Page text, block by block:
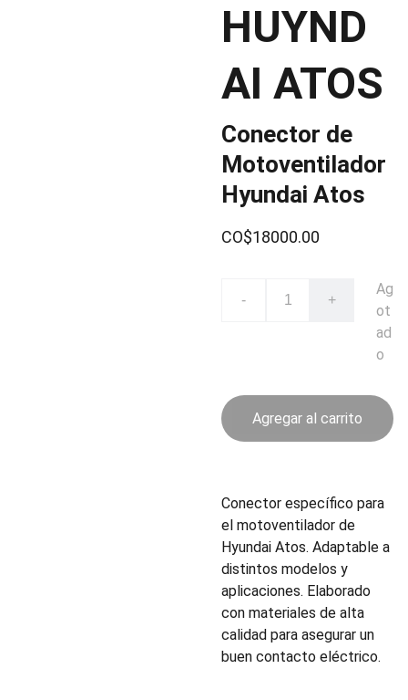
HUYND
AI ATOS
Conector de
Motoventilador
Hyundai Atos
CO$18000.00
- +
Ag
ot
ad
o
Agregar al carrito
Conector específico para
el motoventilador de
Hyundai Atos. Adaptable a
distintos modelos y
aplicaciones. Elaborado
con materiales de alta
calidad para asegurar un
buen contacto eléctrico.